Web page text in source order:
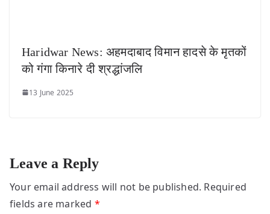
Haridwar News: अहमदाबाद विमान हादसे के मृतकों
को गंगा किनारे दी श्रद्धांजलि
13 June 2025
Leave a Reply
Your email address will not be published. Required
fields are marked *